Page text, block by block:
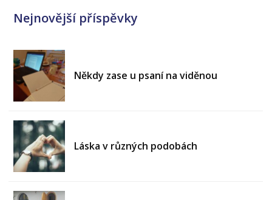
Nejnovější příspěvky
Někdy zase u psaní na viděnou
Láska v různých podobách